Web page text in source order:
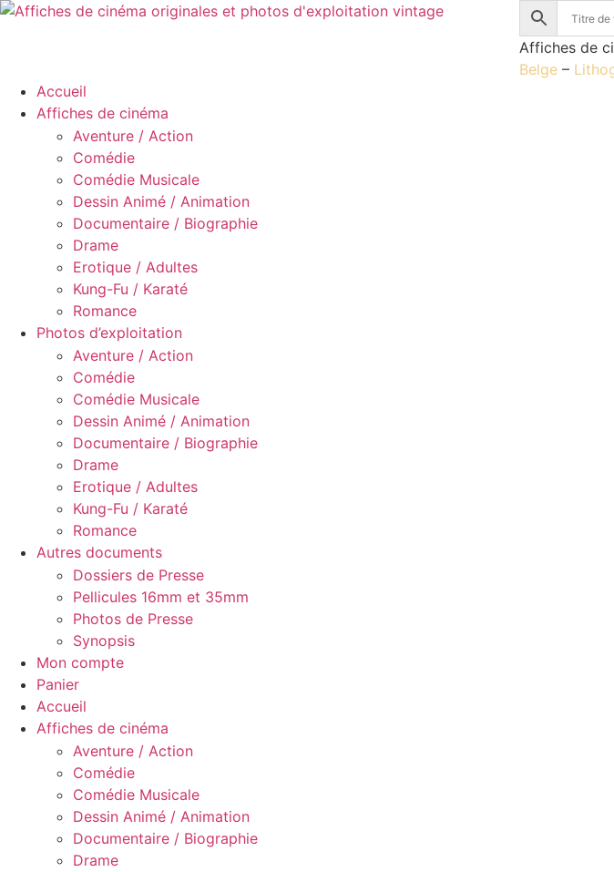
Affiches de
Belge –
Accueil
Affiches de cinéma
Aventure / Action
Comédie
Comédie Musicale
Dessin Animé / Animation
Documentaire / Biographie
Drame
Erotique / Adultes
Kung-Fu / Karaté
Romance
Photos d’exploitation
Aventure / Action
Comédie
Comédie Musicale
Dessin Animé / Animation
Documentaire / Biographie
Drame
Erotique / Adultes
Kung-Fu / Karaté
Romance
Autres documents
Dossiers de Presse
Pellicules 16mm et 35mm
Photos de Presse
Synopsis
Mon compte
Panier
Accueil
Affiches de cinéma
Aventure / Action
Comédie
Comédie Musicale
Dessin Animé / Animation
Documentaire / Biographie
Drame